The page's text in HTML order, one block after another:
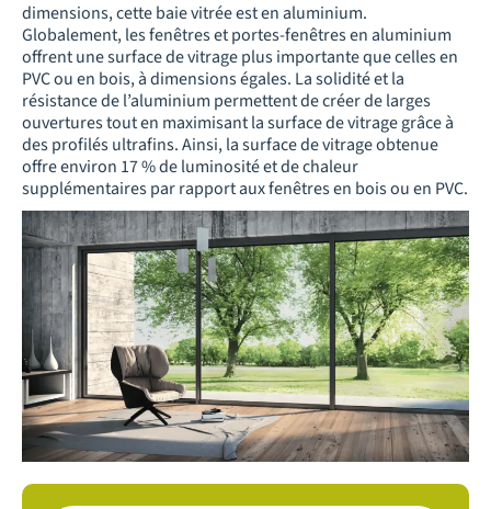
dimensions, cette baie vitrée est en aluminium.
Globalement, les fenêtres et portes-fenêtres en aluminium
offrent une surface de vitrage plus importante que celles en
PVC ou en bois, à dimensions égales. La solidité et la
résistance de l’aluminium permettent de créer de larges
ouvertures tout en maximisant la surface de vitrage grâce à
des profilés ultrafins. Ainsi, la surface de vitrage obtenue
offre environ 17 % de luminosité et de chaleur
supplémentaires par rapport aux fenêtres en bois ou en PVC.